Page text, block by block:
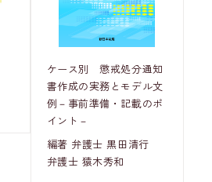
ケース別 懲戒処分通知
書作成の実務とモデル文
例－事前準備・記載のポ
イント－
編著 弁護士 黒田清行
弁護士 猿木秀和